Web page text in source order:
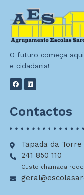
O futuro começa
e cidadania!
Contactos
Tapada da Torre
241 850 110
Custo chamada